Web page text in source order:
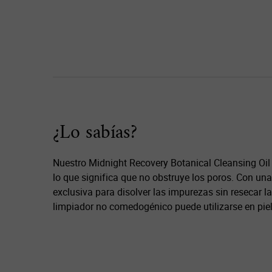
¿Lo sabías?
Nuestro Midnight Recovery Botanical Cleansing
lo que significa que no obstruye los poros. Con
exclusiva para disolver las impurezas sin resecar
limpiador no comedogénico puede utilizarse en